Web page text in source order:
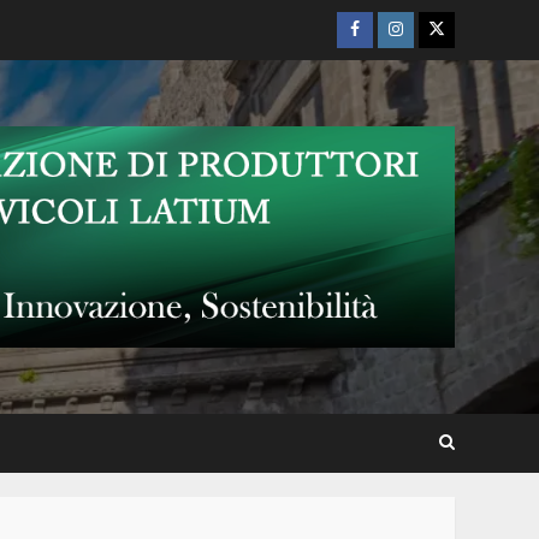
Facebook
Instagram
Twitter
Nino Taranto al “Terme dei
Papi Summer Live Show –